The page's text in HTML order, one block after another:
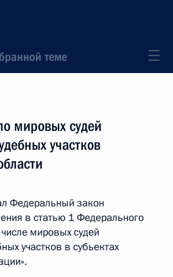
теме
мировых судей
участков
Федеральный закон
в статью 1 Федерального
мировых судей
участков в субьектах